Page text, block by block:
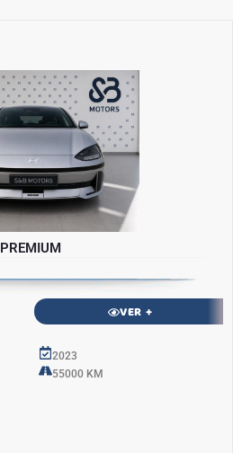
PREMIUM
VER +
2023
55000 KM